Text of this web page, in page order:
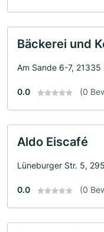
Bäckerei und
Am Sande 6-7, 21335
0.0 (0
Aldo Eiscafé
Lüneburger Str. 5,
0.0 (0